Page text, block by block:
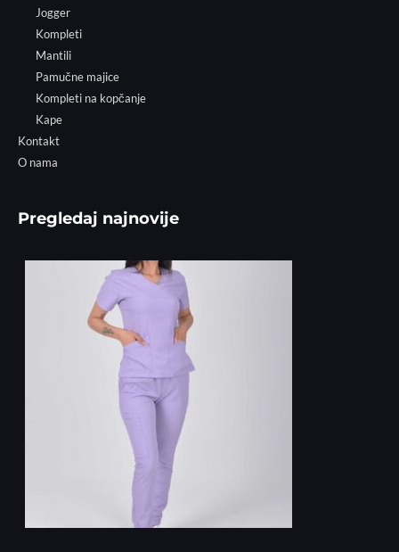
Jogger
Kompleti
Mantili
Pamučne majice
Kompleti na kopčanje
Kape
Kontakt
O nama
Pregledaj najnovije